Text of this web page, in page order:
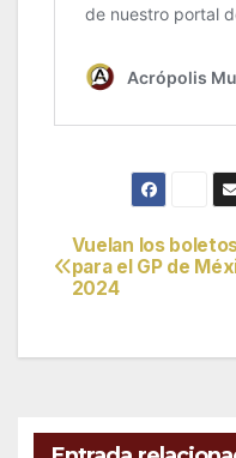
de
entradas
Vuelan los
para el GP de
2024